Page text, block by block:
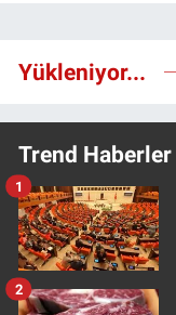
Yükleniyor...
Trend Haberler
1
2